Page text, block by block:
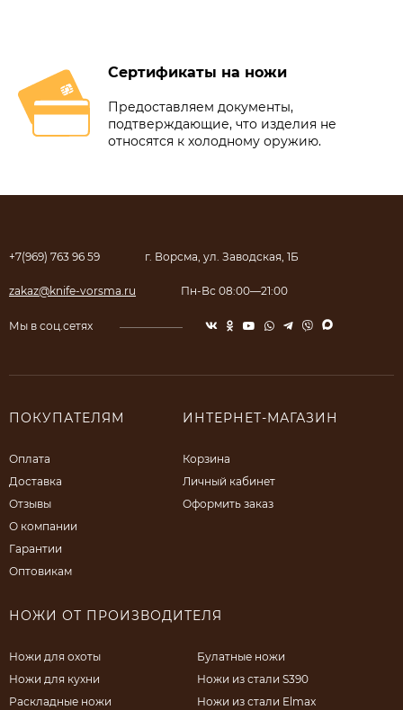
Сертификаты на ножи
Предоставляем документы,
подтверждающие, что изделия не
относятся к холодному оружию.
+7(969) 763 96 59 г. Ворсма, ул. Заводская, 1Б
zakaz@knife-vorsma.ru Пн-Вс 08:00—21:00
Мы в соц.сетях
ПОКУПАТЕЛЯМ
Оплата
Доставка
Отзывы
О компании
Гарантии
Оптовикам
ИНТЕРНЕТ-МАГАЗИН
Корзина
Личный кабинет
Оформить заказ
НОЖИ ОТ ПРОИЗВОДИТЕЛЯ
Ножи для охоты
Ножи для кухни
Раскладные ножи
Булатные ножи
Ножи из стали S390
Ножи из стали Elmax